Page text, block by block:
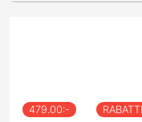
479.00:-